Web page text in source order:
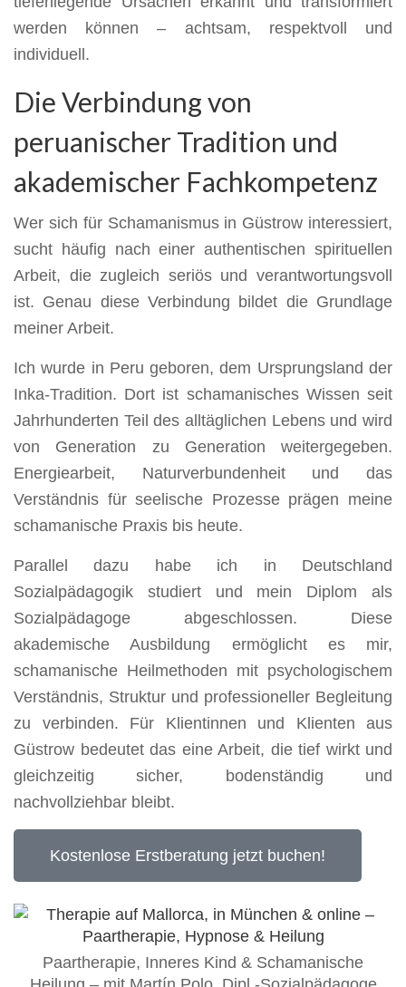
werden können – achtsam, respektvoll und
individuell.
Die Verbindung von
peruanischer Tradition und
akademischer Fachkompetenz
Wer sich für Schamanismus in Güstrow interessiert,
sucht häufig nach einer authentischen spirituellen
Arbeit, die zugleich seriös und verantwortungsvoll
ist. Genau diese Verbindung bildet die Grundlage
meiner Arbeit.
Ich wurde in Peru geboren, dem Ursprungsland der
Inka-Tradition. Dort ist schamanisches Wissen seit
Jahrhunderten Teil des alltäglichen Lebens und wird
von Generation zu Generation weitergegeben.
Energiearbeit, Naturverbundenheit und das
Verständnis für seelische Prozesse prägen meine
schamanische Praxis bis heute.
Parallel dazu habe ich in Deutschland
Sozialpädagogik studiert und mein Diplom als
Sozialpädagoge abgeschlossen. Diese
akademische Ausbildung ermöglicht es mir,
schamanische Heilmethoden mit psychologischem
Verständnis, Struktur und professioneller Begleitung
zu verbinden. Für Klientinnen und Klienten aus
Güstrow bedeutet das eine Arbeit, die tief wirkt und
gleichzeitig sicher, bodenständig und
nachvollziehbar bleibt.
Kostenlose Erstberatung jetzt buchen!
Paartherapie, Inneres Kind & Schamanische